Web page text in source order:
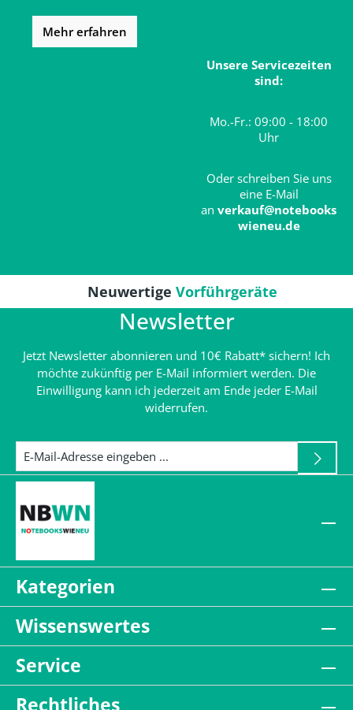
Mehr erfahren
Unsere Servicezeiten
sind:
Mo.-Fr.: 09:00 - 18:00
Uhr
Oder schreiben Sie uns
eine E-Mail
an verkauf@notebooks
wieneu.de
Neuwertige Vorführgeräte
Newsletter
Jetzt Newsletter abonnieren und 10€ Rabatt* sichern! Ich
möchte zukünftig per E-Mail informiert werden. Die
Einwilligung kann ich jederzeit am Ende jeder E-Mail
widerrufen.
Kategorien
Wissenswertes
Service
Rechtliches